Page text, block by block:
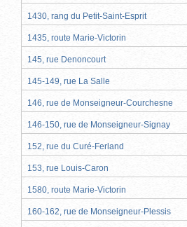
1430, rang du Petit-Saint-Esprit
1435, route Marie-Victorin
145, rue Denoncourt
145-149, rue La Salle
146, rue de Monseigneur-Courchesne
146-150, rue de Monseigneur-Signay
152, rue du Curé-Ferland
153, rue Louis-Caron
1580, route Marie-Victorin
160-162, rue de Monseigneur-Plessis